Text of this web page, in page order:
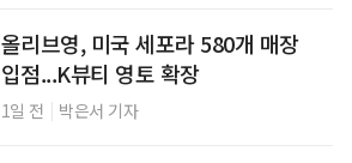
올리브영, 미국 세포라 580개 매장
입점...K뷰티 영토 확장
1일 전 박은서 기자